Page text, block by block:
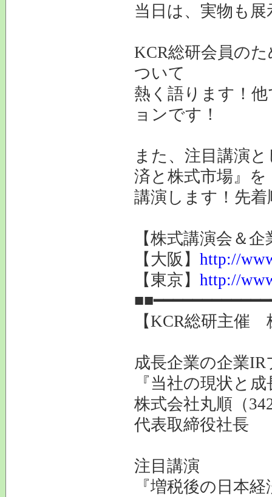
当日は、実物も
KCR総研会員の
ついて
熱く語ります！
ョンです！
また、注目講演
済と株式市場』を
講演します！先
【株式講演会＆
【大阪】 http://
【東京】 http://
【KCR総研主催
成長企業の企業
『当社の現状と
株式会社丸順（
代表取締役社
注目講演
『増税後の日本